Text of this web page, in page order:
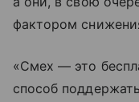
фактором
«Смех — это
способ